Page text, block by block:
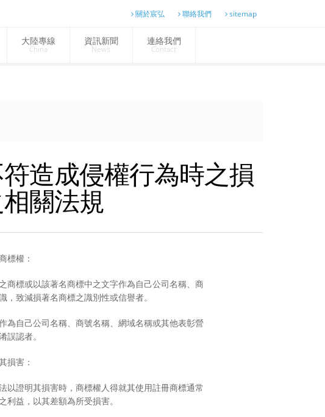
關於宸弘 聯絡我們 sitemap
大陸專線
China
資訊新聞
News
連絡我們
Contact
造成侵權行為時之損
關法規
害商標權：
商標或以該著名商標中之文字作為自己公司名稱、商
識，致減損著名商標之識別性或信譽者。
為自己公司名稱、商號名稱、網域名稱或其他表彰營
誤認者。
算其損害：
以證明其損害時，商標權人得就其使用註冊商標通常
得之利益，以其差額為所受損害。